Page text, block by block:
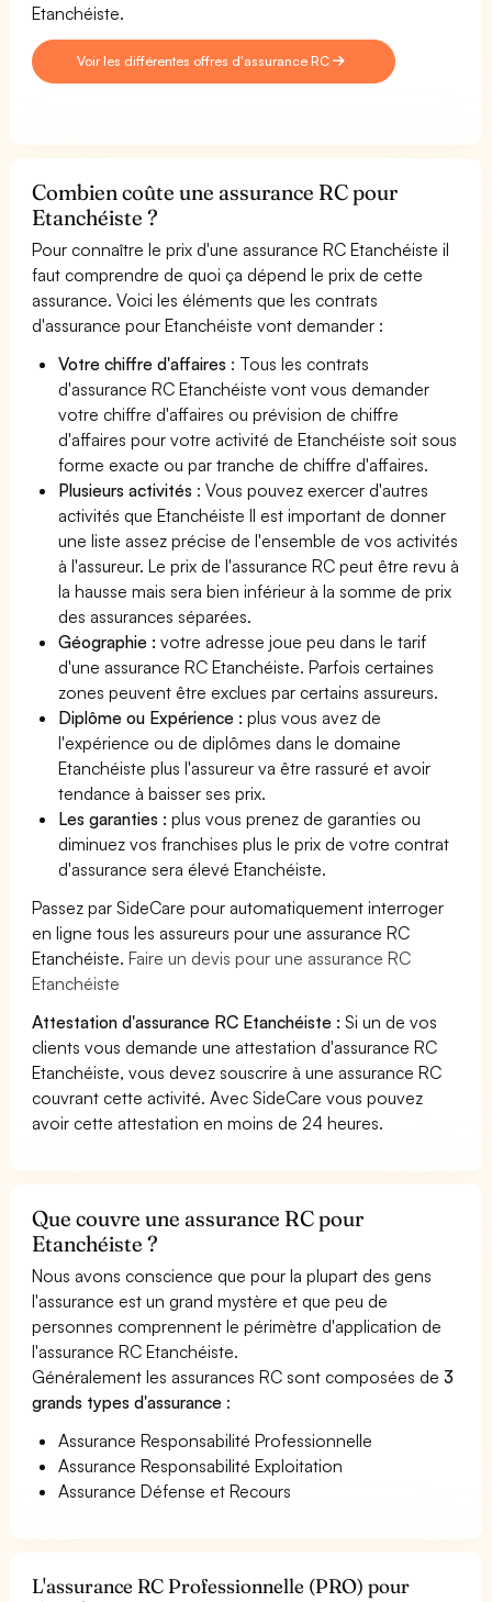
Etanchéiste.
Voir les différentes offres d'assurance RC
Combien coûte une assurance RC pour
Etanchéiste ?
Pour connaître le prix d'une assurance RC Etanchéiste il
faut comprendre de quoi ça dépend le prix de cette
assurance. Voici les éléments que les contrats
d'assurance pour Etanchéiste vont demander :
Votre chiffre d'affaires : Tous les contrats
d'assurance RC Etanchéiste vont vous demander
votre chiffre d'affaires ou prévision de chiffre
d'affaires pour votre activité de Etanchéiste soit sous
forme exacte ou par tranche de chiffre d'affaires.
Plusieurs activités : Vous pouvez exercer d'autres
activités que Etanchéiste Il est important de donner
une liste assez précise de l'ensemble de vos activités
à l'assureur. Le prix de l'assurance RC peut être revu à
la hausse mais sera bien inférieur à la somme de prix
des assurances séparées.
Géographie :votre adresse joue peu dans le tarif
d'une assurance RC Etanchéiste. Parfois certaines
zones peuvent être exclues par certains assureurs.
Diplôme ou Expérience :plus vous avez de
l'expérience ou de diplômes dans le domaine
Etanchéiste plus l'assureur va être rassuré et avoir
tendance à baisser ses prix.
Les garanties :plus vous prenez de garanties ou
diminuez vos franchises plus le prix de votre contrat
d'assurance sera élevé Etanchéiste.
Passez par SideCare pour automatiquement interroger
en ligne tous les assureurs pour une assurance RC
Etanchéiste.Faire un devis pour une assurance RC
Etanchéiste
Attestation d'assurance RC Etanchéiste : Si un de vos
clients vous demande une attestation d'assurance RC
Etanchéiste, vous devez souscrire à une assurance RC
couvrant cette activité. Avec SideCare vous pouvez
avoir cette attestation en moins de 24 heures.
Que couvre une assurance RC pour
Etanchéiste ?
Nous avons conscience que pour la plupart des gens
l'assurance est un grand mystère et que peu de
personnes comprennent le périmètre d'application de
l'assurance RC Etanchéiste.
Généralement les assurances RC sont composées de3
grands types d'assurance :
Assurance Responsabilité Professionnelle
Assurance Responsabilité Exploitation
Assurance Défense et Recours
L'assurance RC Professionnelle (PRO) pour